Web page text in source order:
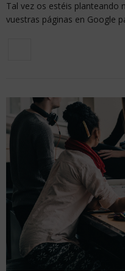
Tal vez os estéis planteando
vuestras páginas en Google